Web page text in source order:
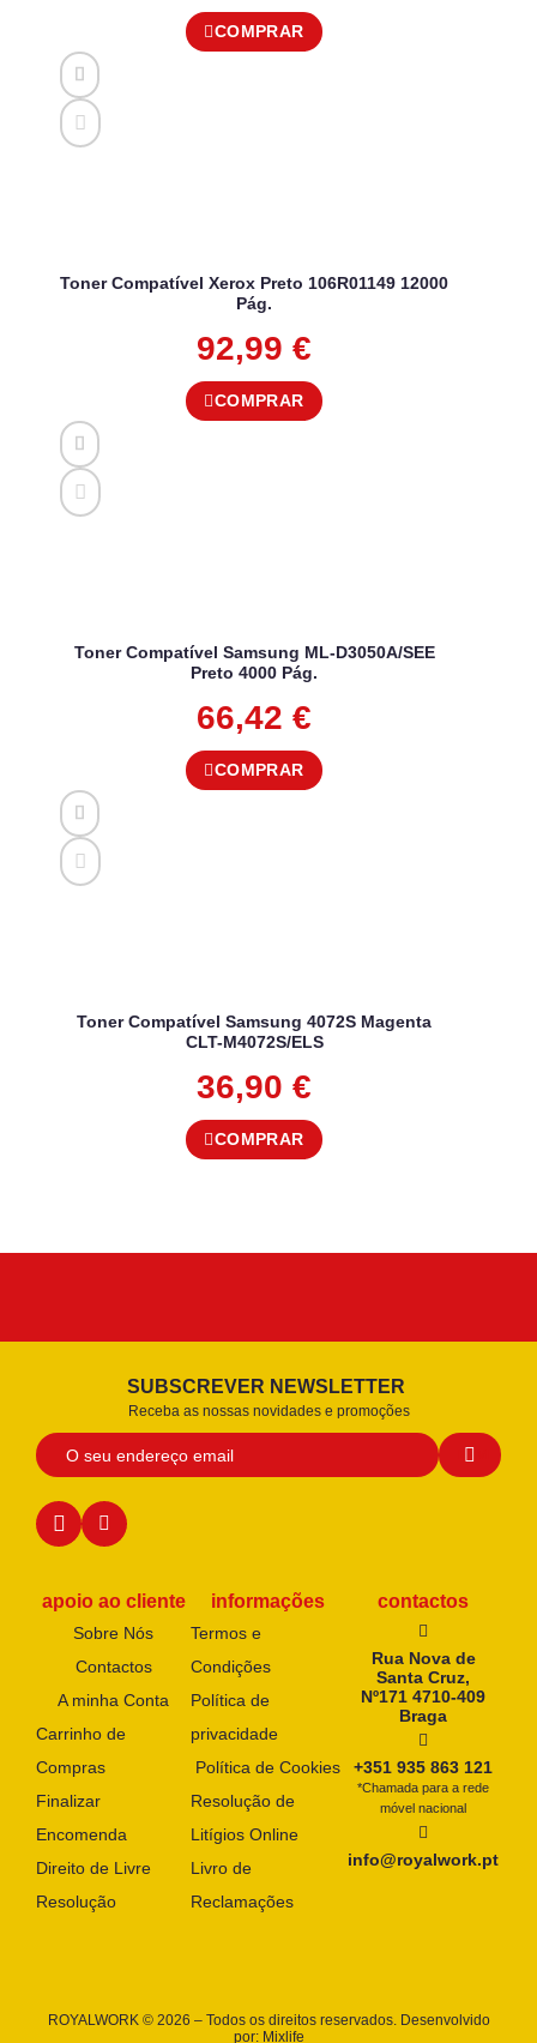
COMPRAR
Toner Compatível Xerox Preto 106R01149 12000
Pág.
92,99 €
COMPRAR
Toner Compatível Samsung ML-D3050A/SEE
Preto 4000 Pág.
66,42 €
COMPRAR
Toner Compatível Samsung 4072S Magenta
CLT-M4072S/ELS
36,90 €
COMPRAR
SUBSCREVER NEWSLETTER
Receba as nossas novidades e promoções
apoio ao cliente
Sobre Nós
Contactos
A minha Conta
Carrinho de
Compras
Finalizar
Encomenda
Direito de Livre
Resolução
informações
Termos e
Condições
Política de
privacidade
Política de Cookies
Resolução de
Litígios Online
Livro de
Reclamações
contactos
Rua Nova de
Santa Cruz,
Nº171 4710-409
Braga
+351 935 863 121
*Chamada para a rede
móvel nacional
info@royalwork.pt
ROYALWORK © 2026 – Todos os direitos reservados. Desenvolvido
por: Mixlife